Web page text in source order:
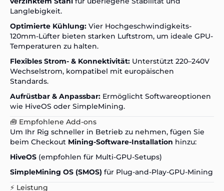
Langlebigkeit.
Optimierte Kühlung: Vier Hochgeschwindigkeits-
120mm-Lüfter bieten starken Luftstrom, um ideale GPU-
Temperaturen zu halten.
Flexibles Strom- & Konnektivität: Unterstützt 220–240V
Wechselstrom, kompatibel mit europäischen
Standards.
Aufrüstbar & Anpassbar: Ermöglicht Softwareoptionen
wie HiveOS oder SimpleMining.
🧰 Empfohlene Add-ons
Um Ihr Rig schneller in Betrieb zu nehmen, fügen Sie
beim Checkout Mining-Software-Installation hinzu:
HiveOS (empfohlen für Multi-GPU-Setups)
SimpleMining OS (SMOS) für Plug-and-Play-GPU-Mining
⚡ Leistung